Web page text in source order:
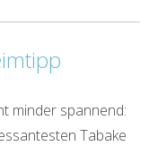
minder spannend:
Tabake